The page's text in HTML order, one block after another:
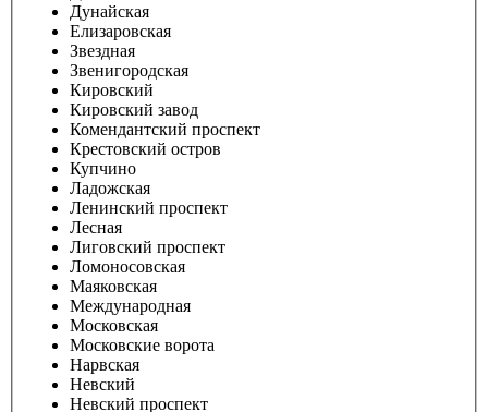
Дунайская
Елизаровская
Звездная
Звенигородская
Кировский
Кировский завод
Комендантский проспект
Крестовский остров
Купчино
Ладожская
Ленинский проспект
Лесная
Лиговский проспект
Ломоносовская
Маяковская
Международная
Московская
Московские ворота
Нарвская
Невский
Невский проспект